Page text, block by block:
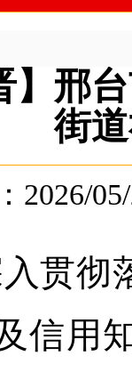
】邢
街
2026/
贯彻
信用